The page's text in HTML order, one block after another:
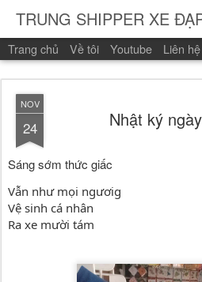
TRUNG SHIPPER XE
Trang chủ Về tôi Youtube Liên hệ
NOV
24 Nhật ký
Sáng sớm thức giấc
Vẫn như mọi ngươig
Vệ sinh cá nhân
Ra xe mười tám